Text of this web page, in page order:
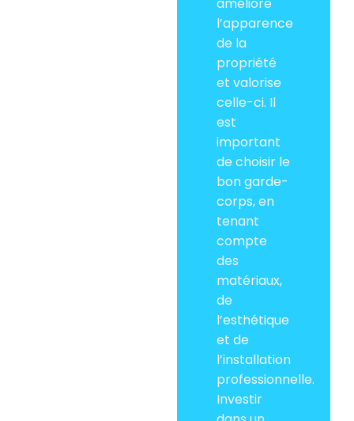
l’apparence
de la
propriété
et valorise
celle-ci. Il
est
important
de choisir le
bon garde-
corps, en
tenant
compte
des
matériaux,
de
l’esthétique
et de
l’installation
professionnelle.
Investir